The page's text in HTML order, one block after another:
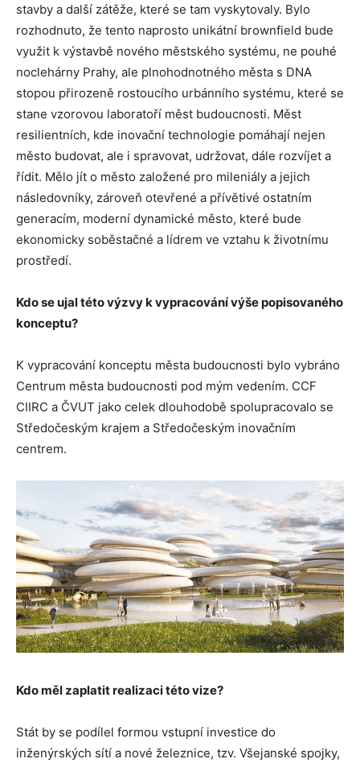
stavby a další zátěže, které se tam vyskytovaly. Bylo
rozhodnuto, že tento naprosto unikátní brownfield bude
využit k výstavbě nového městského systému, ne pouhé
noclehárny Prahy, ale plnohodnotného města s DNA
stopou přirozeně rostoucího urbánního systému, které se
stane vzorovou laboratoří měst budoucnosti. Měst
resilientních, kde inovační technologie pomáhají nejen
město budovat, ale i spravovat, udržovat, dále rozvíjet a
řídit. Mělo jít o město založené pro mileniály a jejich
následovníky, zároveň otevřené a přívětivé ostatním
generacím, moderní dynamické město, které bude
ekonomicky soběstačné a lídrem ve vztahu k životnímu
prostředí.
Kdo se ujal této výzvy k vypracování výše popisovaného
konceptu?
K vypracování konceptu města budoucnosti bylo vybráno
Centrum města budoucnosti pod mým vedením. CCF
CIIRC a ČVUT jako celek dlouhodobě spolupracovalo se
Středočeským krajem a Středočeským inovačním
centrem.
Kdo měl zaplatit realizaci této vize?
Stát by se podílel formou vstupní investice do
inženýrských sítí a nové železnice, tzv. Všejanské spojky,